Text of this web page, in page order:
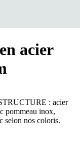
acier
: acier
pommeau inox,
selon nos coloris.